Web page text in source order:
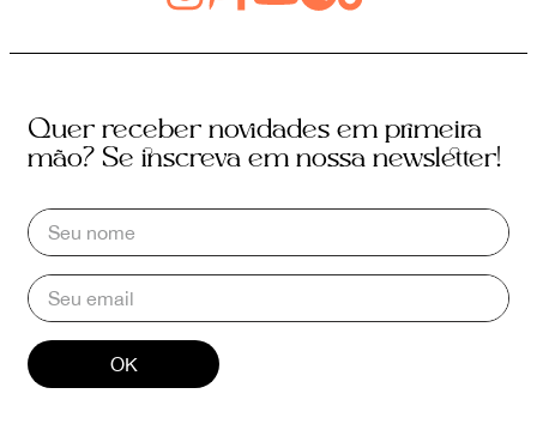
Quer receber novidades em primeira
mão? Se inscreva em nossa newsletter!
OK